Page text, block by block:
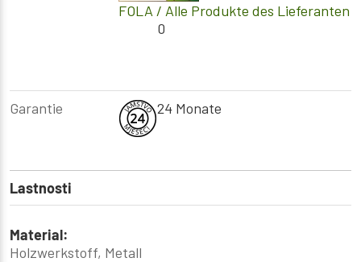
FOLA / Alle Produkte des Lieferanten
0
Garantie 24 Monate
Lastnosti
Material:
Holzwerkstoff, Metall